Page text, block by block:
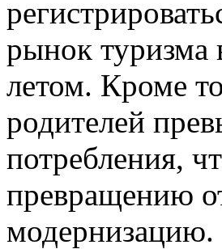
рынок туризма
летом. Кроме
родителей
потребления,
превращению
модернизацию.